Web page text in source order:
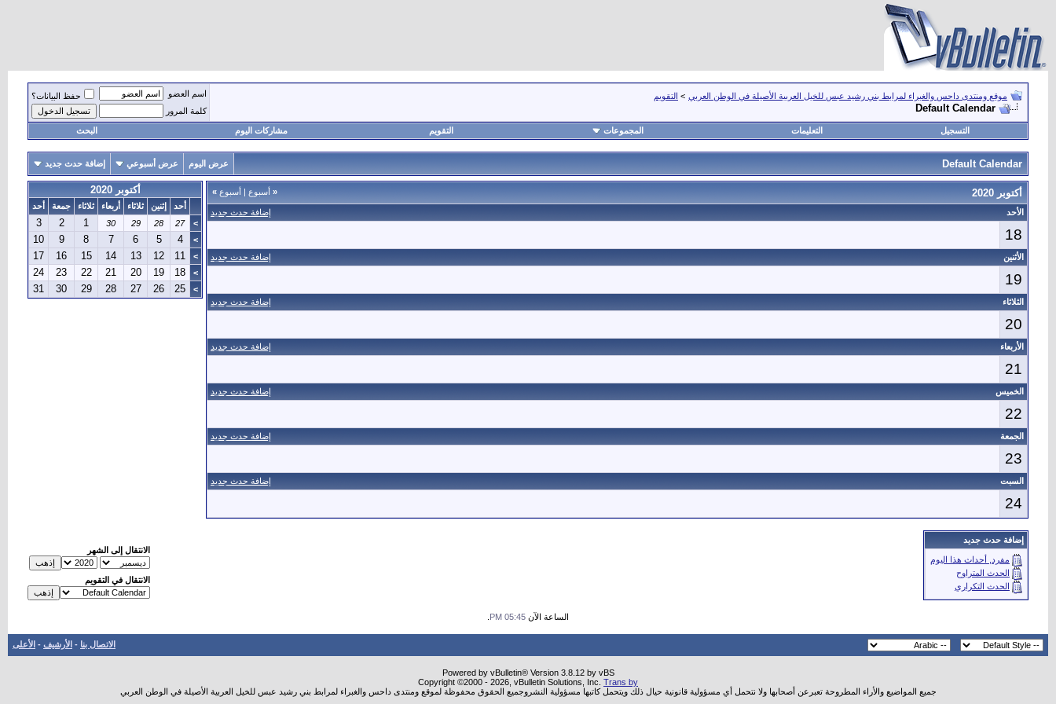
موقع ومنتدى داحس والغبراء لمرابط بني رشيد عبس للخيل العربية الأصيلة في الوطن العربي > التقويم
Default Calendar
اسم العضو
حفظ البيانات؟
كلمة المرور
التسجيل التعليمات المجموعات التقويم مشاركات اليوم البحث
Default Calendar عرض اليوم عرض أسبوعي إضافة حدث جديد
« أسبوع | أسبوع » أكتوبر 2020
إضافة حدث جديد الأحد
18
إضافة حدث جديد الأثنين
19
إضافة حدث جديد الثلاثاء
20
إضافة حدث جديد الأربعاء
21
إضافة حدث جديد الخميس
22
إضافة حدث جديد الجمعة
23
إضافة حدث جديد السبت
24
أكتوبر 2020
أحد إثنين ثلاثاء أربعاء ثلاثاء جمعة
أحد
>
27
28
29
30
1
2
3
>
4
5
6
7
8
9
10
>
11
12
13
14
15
16
17
>
18
19
20
21
22
23
24
>
25
26
27
28
29
30
31
إضافة حدث جديد
مفرد, أحداث هذا اليوم
الحدث المتراوح
الحدث التكراري
الانتقال إلى الشهر
الانتقال في التقويم
الساعة الآن 05:45 PM
الاتصال بنا - الأرشيف - الأعلى
Powered by vBulletin® Version 3.8.12 by vBS
Copyright ©2000 - 2026, vBulletin Solutions, Inc. Trans by
جميع المواضيع والأراء المطروحة تعبرعن أصحابها ولا نتحمل أي مسؤولية قانونية حيال ذلك ويتحمل كاتبها مسؤولية النشروجميع الحقوق محفوظة لموقع ومنتدى داحس والغبراء لمرابط بني رشيد عبس للخيل العربية الأصيلة في الوطن العربي